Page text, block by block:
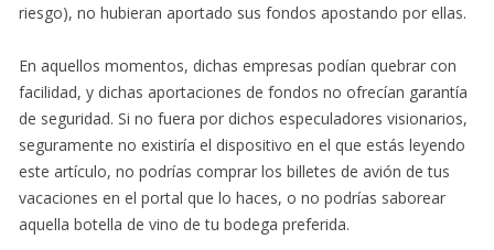
riesgo), no hubieran aportado sus fondos apostando por ellas.
En aquellos momentos, dichas empresas podían quebrar con
facilidad, y dichas aportaciones de fondos no ofrecían garantía
de seguridad. Si no fuera por dichos especuladores visionarios,
seguramente no existiría el dispositivo en el que estás leyendo
este artículo, no podrías comprar los billetes de avión de tus
vacaciones en el portal que lo haces, o no podrías saborear
aquella botella de vino de tu bodega preferida.